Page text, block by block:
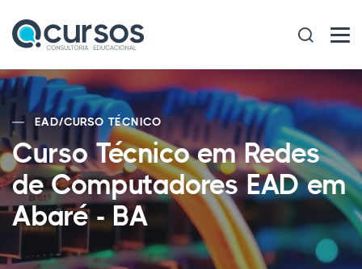
EAD/CURSO TÉCNICO
Curso Técnico em Redes
de Computadores EAD em
Abaré - BA